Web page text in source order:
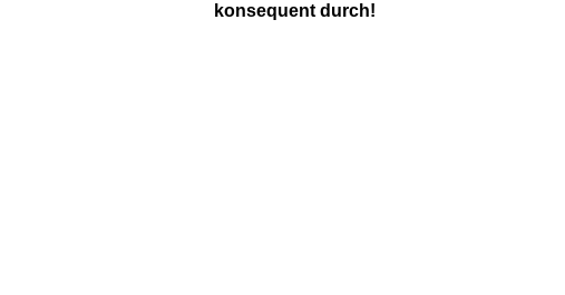
konsequent durch!